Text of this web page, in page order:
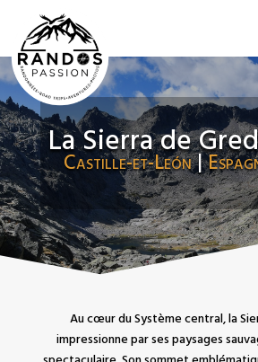
La Sierra de
Castille-et-León|
Au cœur du Système central, la
impressionne par ses paysages